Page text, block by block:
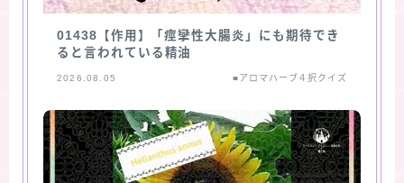
01438【作用】「痙攣性大腸炎」にも期待でき
ると言われている精油
2026.08.05 ■アロマハーブ４択クイズ